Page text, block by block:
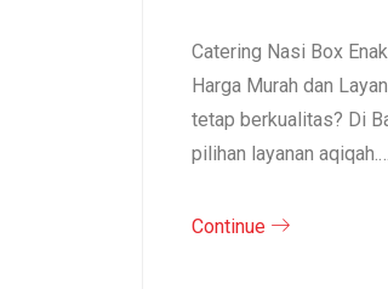
Catering Nasi Box
Harga Murah dan
tetap berkualitas? Di
pilihan layanan aqiqah.…
Continue